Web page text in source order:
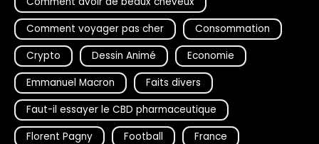
Comment voyager pas cher
Consommation
Crypto
Dessin Animé
Economie
Emmanuel Macron
Faits divers
Faut-il essayer le CBD pharmaceutique
Florent Pagny
Football
France